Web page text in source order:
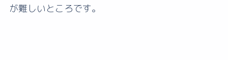
が難しいところです。